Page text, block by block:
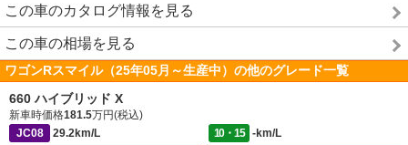
この車のカタログ情報を見る
この車の相場を見る
ワゴンRスマイル（25年05月～生産中）の他のグレード一覧
660 ハイブリッド X
新車時価格181.5万円(税込)
JC08
29.2km/L 10・15
-km/L